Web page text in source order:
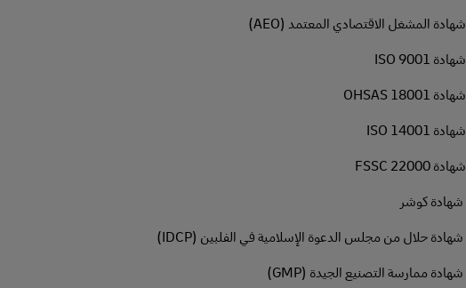
شهادة المشغل الاقتصادي المعتمد (AEO)
شهادة ISO 9001
شهادة OHSAS 18001
شهادة ISO 14001
شهادة FSSC 22000
شهادة كوشر
شهادة حلال من مجلس الدعوة الإسلامية في الفلبين (IDCP)
شهادة ممارسة التصنيع الجيدة (GMP)